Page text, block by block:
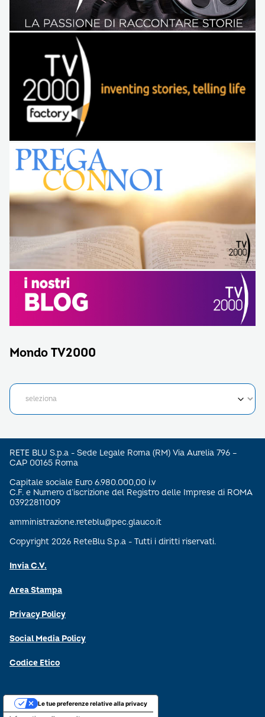
Mondo TV2000
RETE BLU S.p.a - Sede Legale Roma (RM) Via Aurelia 796 –
CAP 00165 Roma
Capitale sociale Euro 6.980.000,00 i.v
C.F. e Numero d’iscrizione del Registro delle Imprese di ROMA
03922811009
amministrazione.reteblu@pec.glauco.it
Copyright 2026 ReteBlu S.p.a - Tutti i diritti riservati.
Invia C.V.
Area Stampa
Privacy Policy
Social Media Policy
Codice Etico
Le tue preferenze relative alla privacy